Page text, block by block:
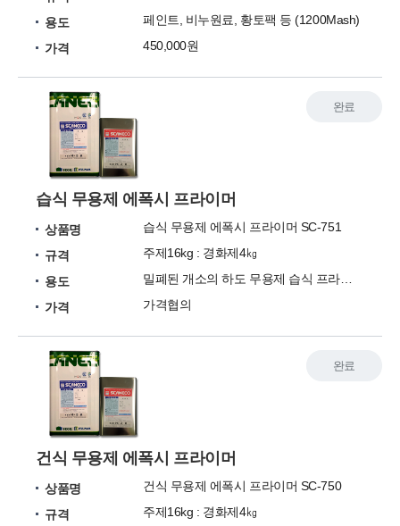
용도
페인트, 비누원료, 황토팩 등 (1200Mash)
가격
450,000원
습식 무용제 에폭시 프라이머
상품명
습식 무용제 에폭시 프라이머 SC-751
규격
주제16kg : 경화제4㎏
용도
가격
가격협의
완료
건식 무용제 에폭시 프라이머
상품명
건식 무용제 에폭시 프라이머 SC-750
규격
주제16kg : 경화제4㎏
완료